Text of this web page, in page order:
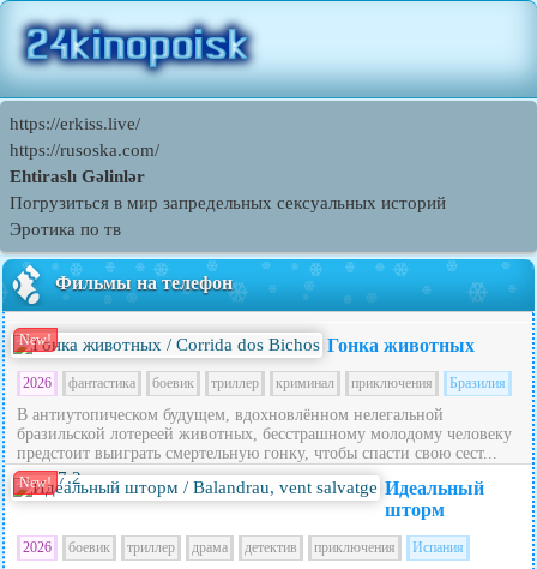
https://erkiss.live/
https://rusoska.com/
Ehtiraslı Gəlinlər
Погрузиться в мир запредельных сексуальных историй
Эротика по тв
Фильмы на телефон
New! Гонка животных
2026 фантастика боевик триллер криминал приключения Бразилия
В антиутопическом будущем, вдохновлённом нелегальной
бразильской лотереей животных, бесстрашному молодому человеку
предстоит выиграть смертельную гонку, чтобы спасти свою сест...
New! 7.2
Идеальный
шторм
2026 боевик триллер драма детектив приключения Испания